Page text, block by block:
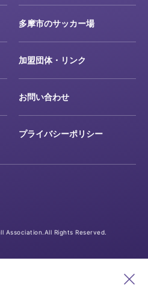
多摩市のサッカー場
加盟団体・リンク
お問い合わせ
プライバシーポリシー
Association.All Rights Reserved.